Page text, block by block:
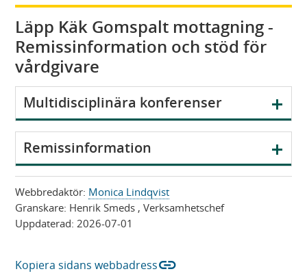
Läpp Käk Gomspalt mottagning -
Remissinformation och stöd för
vårdgivare
V
i
s
a
Multidisciplinära konferenser
V
i
s
a
Remissinformation
Webbredaktör: Monica Lindqvist
Granskare: Henrik Smeds , Verksamhetschef
Uppdaterad: 2026-07-01
Kopiera sidans webbadresslink